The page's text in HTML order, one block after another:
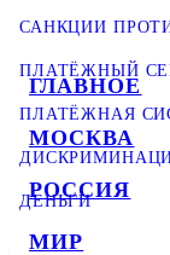
ГЛАВНОЕ
МОСКВА
РОССИЯ
МИР
САНКЦИИ
ПЛАТЁЖНЫЙ
ПЛАТЁЖНАЯ
ДЕНЬГИ